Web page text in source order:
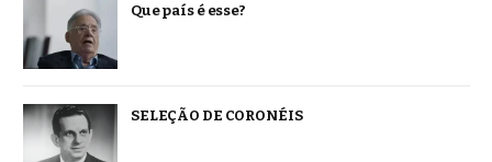
Que país é esse?
SELEÇÃO DE CORONÉIS